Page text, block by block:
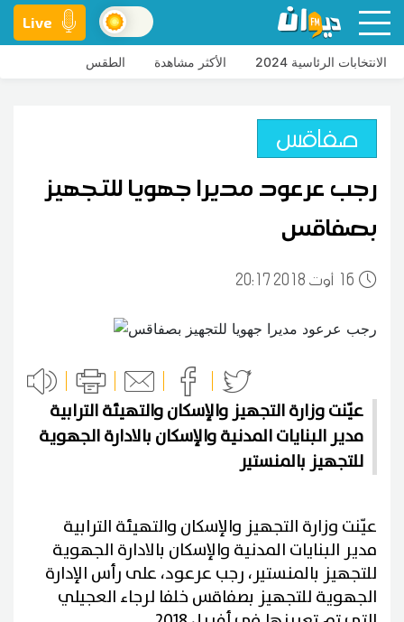
Live
الانتخابات الرئاسية 2024 الأكثر مشاهدة الطقس
صفاقس
رجب عرعود مديرا جهويا للتجهيز
بصفاقس
16 20:17 2018 أوت
عيّنت وزارة التجهيز والإسكان والتهيئة الترابية
مدير البنايات المدنية والإسكان بالادارة الجهوية
للتجهيز بالمنستير
عيّنت وزارة التجهيز والإسكان والتهيئة الترابية
مدير البنايات المدنية والإسكان بالادارة الجهوية
للتجهيز بالمنستير، رجب عرعود، على رأس الإدارة
الجهوية للتجهيز بصفاقس خلفا لرجاء العجيلي